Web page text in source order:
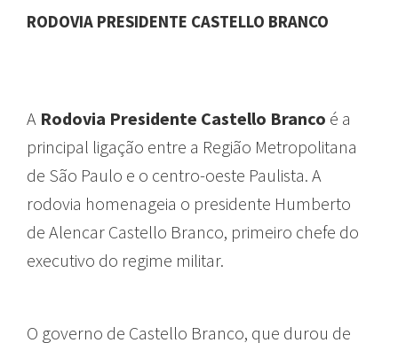
RODOVIA PRESIDENTE CASTELLO BRANCO
A Rodovia Presidente Castello Branco é a
principal ligação entre a Região Metropolitana
de São Paulo e o centro-oeste Paulista. A
rodovia homenageia o presidente Humberto
de Alencar Castello Branco, primeiro chefe do
executivo do regime militar.
O governo de Castello Branco, que durou de